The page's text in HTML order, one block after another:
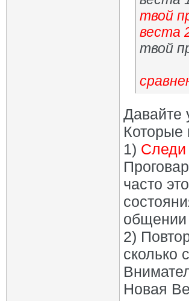
твой
веста
твой
Давайте
Которые
1) Следи
часто
2)
сколько
Новая